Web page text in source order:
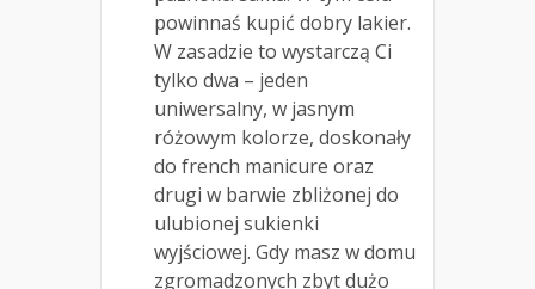
powinnaś kupić dobry lakier.
W zasadzie to wystarczą Ci
tylko dwa – jeden
uniwersalny, w jasnym
różowym kolorze, doskonały
do french manicure oraz
drugi w barwie zbliżonej do
ulubionej sukienki
wyjściowej. Gdy masz w domu
zgromadzonych zbyt dużo